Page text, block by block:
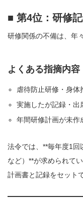
■ 第4位：研修
研修関係の不備は、年
よくある指摘内容
虐待防止研修・身
実施したが記録・出
年間研修計画が未作
法令では、**毎年度1回
など）**が求められてい
計画書と記録をセット